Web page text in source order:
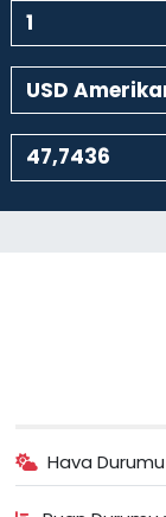
Hava Durumu